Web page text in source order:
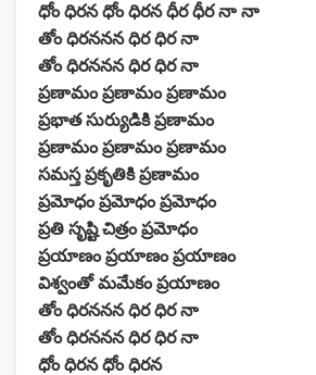
ధోం ధిరన ధోం ధిరన ధీర ధీర నా నా
తోం ధిరననన ధిర ధిర నా
తోం ధిరననన ధిర ధిర నా
ప్రణామం ప్రణామం ప్రణామం
ప్రభాత సుర్యుడికి ప్రణామం
ప్రణామం ప్రణామం ప్రణామం
సమస్త ప్రకృతికి ప్రణామం
ప్రమోధం ప్రమోధం ప్రమోధం
ప్రతి సృష్టి చిత్రం ప్రమోధం
ప్రయాణం ప్రయాణం ప్రయాణం
విశ్వంతో మమేకం ప్రయాణం
తోం ధిరననన ధిర ధిర నా
తోం ధిరననన ధిర ధిర నా
ధోం ధిరన ధోం ధిరన